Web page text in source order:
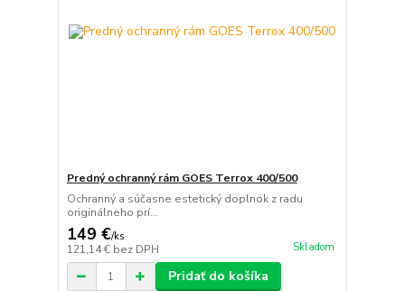
Predný ochranný rám GOES Terrox 400/500
Ochranný a súčasne estetický doplnok z radu
originálneho prí...
149 €/ks
121,14 € bez DPH Skladom
Pridať do košíka